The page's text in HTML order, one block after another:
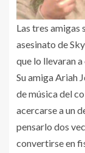
Las tres amigas
asesinato de
que lo llevaran
Su amiga Ariah
de música del
acercarse a un
pensarlo dos
convertirse en